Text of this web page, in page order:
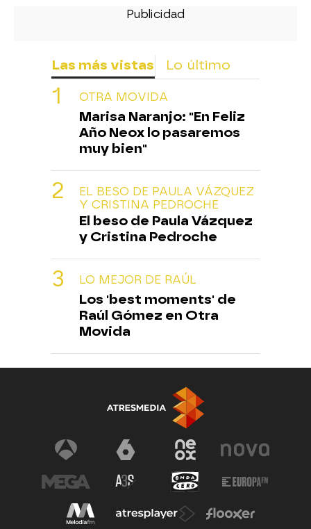
Las más vistas Lo último
OTRA MOVIDA
Marisa Naranjo: "En Feliz
Año Neox lo pasaremos
muy bien"
EL BESO DE PAULA VÁZQUEZ
Y CRISTINA PEDROCHE
El beso de Paula Vázquez
y Cristina Pedroche
LO MEJOR DE RAÚL
Los 'best moments' de
Raúl Gómez en Otra
Movida